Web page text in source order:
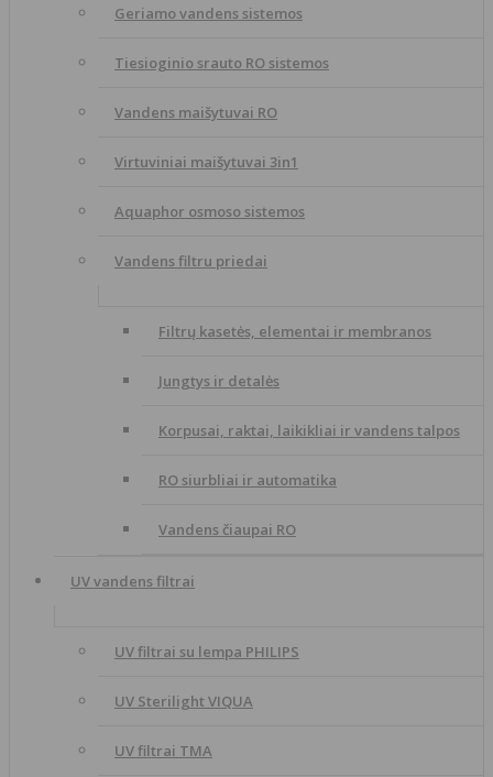
Geriamo vandens sistemos
Tiesioginio srauto RO sistemos
Vandens maišytuvai RO
Virtuviniai maišytuvai 3in1
Aquaphor osmoso sistemos
Vandens filtru priedai
Filtrų kasetės, elementai ir membranos
Jungtys ir detalės
Korpusai, raktai, laikikliai ir vandens talpos
RO siurbliai ir automatika
Vandens čiaupai RO
UV vandens filtrai
UV filtrai su lempa PHILIPS
UV Sterilight VIQUA
UV filtrai TMA